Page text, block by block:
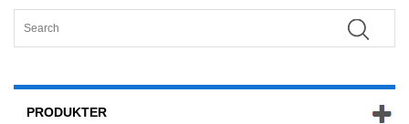
PRODUKTER